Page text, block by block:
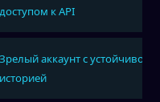
доступом к API
Зрелый аккаунт с устойчивой
историей